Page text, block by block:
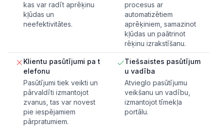
kas var radīt aprēķinu
kļūdas un
neefektivitātes.
procesus ar
automatizētiem
aprēķiniem, samazinot
kļūdas un paātrinot
rēķinu izrakstīšanu.
Klientu pasūtījumi pa t
elefonu
Pasūtījumi tiek veikti un
pārvaldīti izmantojot
zvanus, tas var novest
pie iespējamiem
pārpratumiem.
Tiešsaistes pasūtījum
u vadība
Atvieglo pasūtījumu
veikšanu un vadību,
izmantojot tīmekļa
portālu.